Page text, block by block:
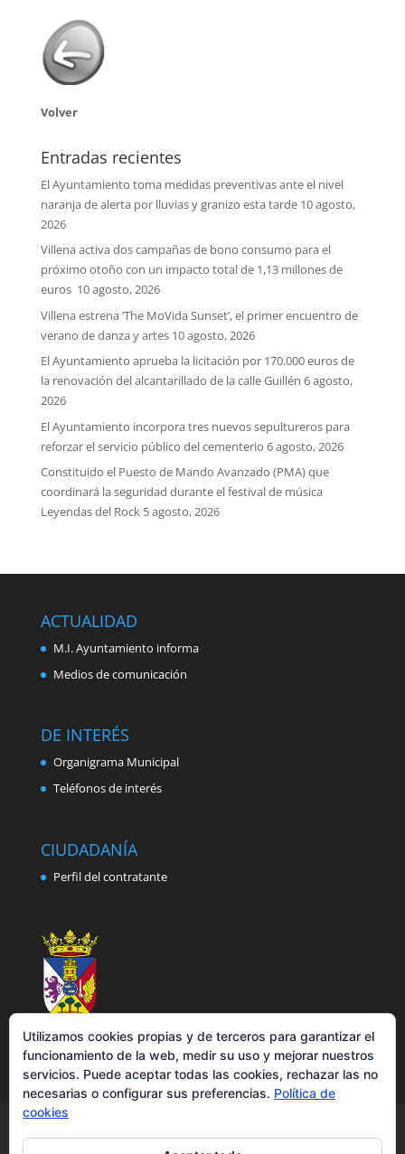
Volver
Entradas recientes
El Ayuntamiento toma medidas preventivas ante el nivel
naranja de alerta por lluvias y granizo esta tarde 10 agosto,
2026
Villena activa dos campañas de bono consumo para el
próximo otoño con un impacto total de 1,13 millones de
euros 10 agosto, 2026
Villena estrena ‘The MoVida Sunset’, el primer encuentro de
verano de danza y artes 10 agosto, 2026
El Ayuntamiento aprueba la licitación por 170.000 euros de
la renovación del alcantarillado de la calle Guillén 6 agosto,
2026
El Ayuntamiento incorpora tres nuevos sepultureros para
reforzar el servicio público del cementerio 6 agosto, 2026
Constituido el Puesto de Mando Avanzado (PMA) que
coordinará la seguridad durante el festival de música
Leyendas del Rock 5 agosto, 2026
ACTUALIDAD
M.I. Ayuntamiento informa
Medios de comunicación
DE INTERÉS
Organigrama Municipal
Teléfonos de interés
CIUDADANÍA
Perfil del contratante
Política de cookies
Accesibilidad
Utilizamos cookies propias y de terceros para garantizar el
funcionamiento de la web, medir su uso y mejorar nuestros
servicios. Puede aceptar todas las cookies, rechazar las no
necesarias o configurar sus preferencias. Política de
cookies